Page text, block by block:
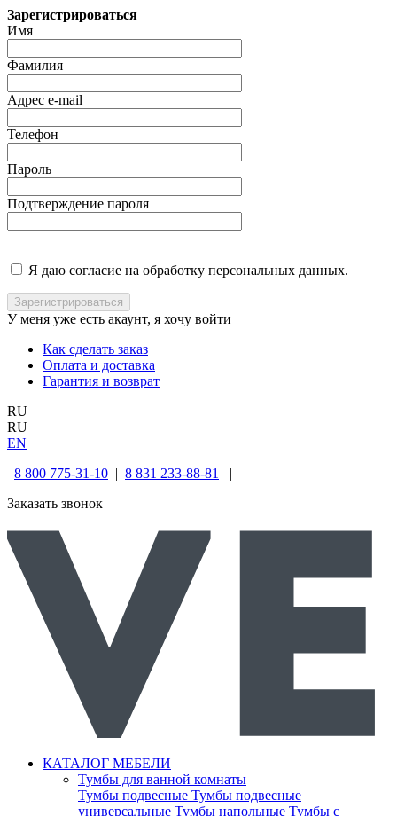
Зарегистрироваться
Имя
Фамилия
Адрес e-mail
Телефон
Пароль
Подтверждение пароля
Я даю согласие на обработку персональных данных.
У меня уже есть акаунт, я хочу войти
Как сделать заказ
Оплата и доставка
Гарантия и возврат
RU
RU
EN
8 800 775-31-10 | 8 831 233-88-81
|
Заказать звонок
КАТАЛОГ МЕБЕЛИ
Тумбы для ванной комнаты
Тумбы подвесные Тумбы подвесные
универсальные Тумбы напольные Тумбы с